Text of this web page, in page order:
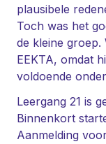
plausibele
Toch was het
de kleine groep.
EEKTA, omdat
voldoende
Leergang 21 is
Binnenkort
Aanmelding